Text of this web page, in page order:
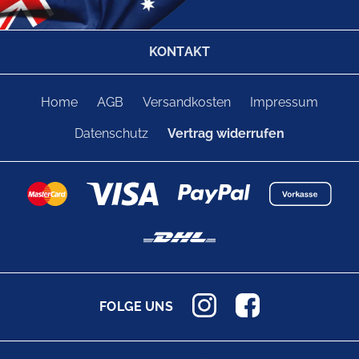
KONTAKT
Home AGB Versandkosten Impressum
Datenschutz Vertrag widerrufen
FOLGE UNS